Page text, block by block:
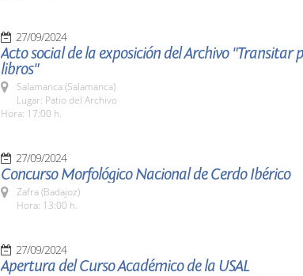
27/09/2024
Acto social de la exposición del Archivo "Transitar
libros"
Salamanca (Salamanca)
Lugar: Patio del Archivo
Hora: 17:00 h.
27/09/2024
Concurso Morfológico Nacional de Cerdo Ibérico
Zafra (Badajoz)
Hora: 13:00 h.
27/09/2024
Apertura del Curso Académico de la USAL